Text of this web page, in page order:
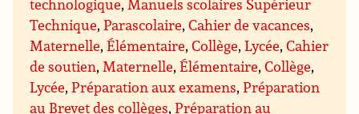
Technique,Parascolaire,Cahier de vacances,
Maternelle,Élémentaire,Collège,Lycée,Cahier
de soutien, Maternelle,Élémentaire,Collège,
Lycée,Préparation aux examens,Préparation
au Brevet des collèges,Préparation au